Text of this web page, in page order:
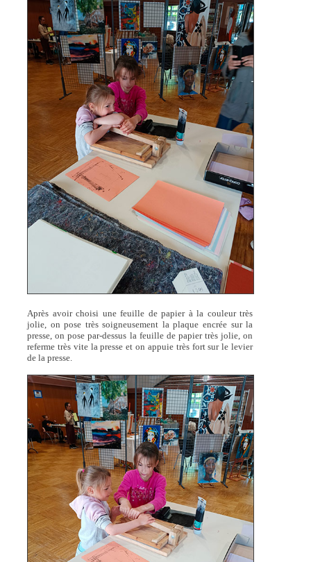
Après avoir choisi une feuille de papier à la couleur très
jolie, on pose très soigneusement la plaque encrée sur la
presse, on pose par-dessus la feuille de papier très jolie, on
referme très vite la presse et on appuie très fort sur le levier
de la presse.